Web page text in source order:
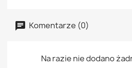
Komentarze (0)
Na razie nie dodano